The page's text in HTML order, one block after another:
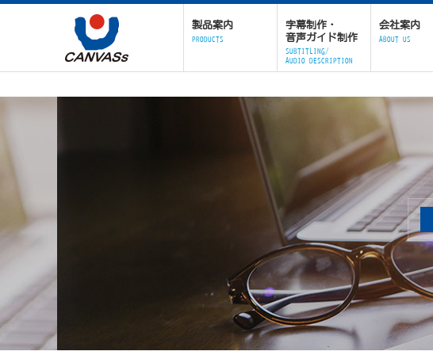
製品案内
PRODUCTS
字幕制作・
音声ガイド制作
SUBTITLING/
AUDIO DESCRIPTION
会社案内
ABOUT US